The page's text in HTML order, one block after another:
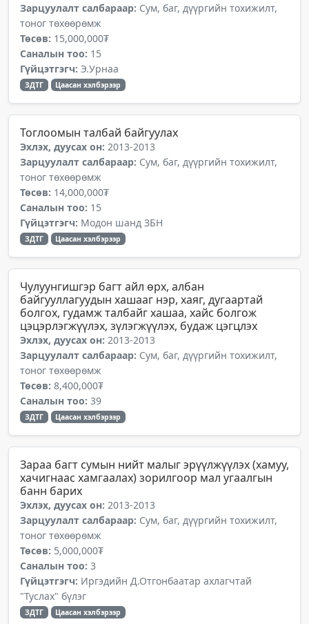
Зарцуулалт салбараар: Сум, баг, дүүргийн тохижилт,
тоног төхөөрөмж
Төсөв: 15,000,000₮
Саналын тоо: 15
Гүйцэтгэгч: Э.Урнаа
ЗДТГ Цаасан хэлбэрээр
Тоглоомын талбай байгуулах
Эхлэх, дуусах он: 2013-2013
Зарцуулалт салбараар: Сум, баг, дүүргийн тохижилт,
тоног төхөөрөмж
Төсөв: 14,000,000₮
Саналын тоо: 15
Гүйцэтгэгч: Модон шанд ЗБН
ЗДТГ Цаасан хэлбэрээр
Чулуунгишгэр багт айл өрх, албан
байгууллагуудын хашааг нэр, хаяг, дугаартай
болгох, гудамж талбайг хашаа, хайс болгож
цэцэрлэгжүүлэх, зүлэгжүүлэх, будаж цэгцлэх
Эхлэх, дуусах он: 2013-2013
Зарцуулалт салбараар: Сум, баг, дүүргийн тохижилт,
тоног төхөөрөмж
Төсөв: 8,400,000₮
Саналын тоо: 39
ЗДТГ Цаасан хэлбэрээр
Зараа багт сумын нийт малыг эрүүлжүүлэх (хамуу,
хачигнаас хамгаалах) зорилгоор мал угаалгын
банн барих
Эхлэх, дуусах он: 2013-2013
Зарцуулалт салбараар: Сум, баг, дүүргийн тохижилт,
тоног төхөөрөмж
Төсөв: 5,000,000₮
Саналын тоо: 3
Гүйцэтгэгч: Иргэдийн Д.Отгонбаатар ахлагчтай
"Туслах" бүлэг
ЗДТГ Цаасан хэлбэрээр